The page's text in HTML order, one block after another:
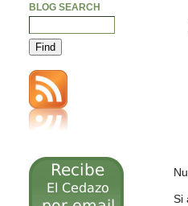
Si
BLOG SEARCH